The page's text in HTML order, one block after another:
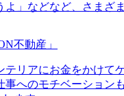
」などなど、さまざ
不動産」
テリアにお金をかけて
へのモチベーション